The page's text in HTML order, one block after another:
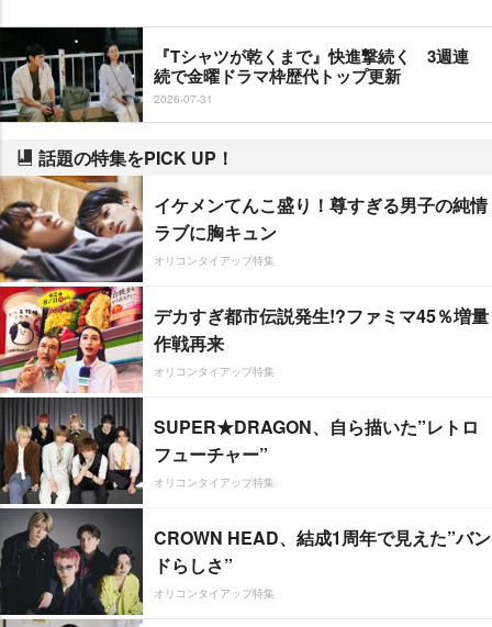
『Tシャツが乾くまで』快進撃続く 3週連
続で金曜ドラマ枠歴代トップ更新
2026-07-31
話題の特集をPICK UP！
イケメンてんこ盛り！尊すぎる男子の純情
ラブに胸キュン
オリコンタイアップ特集
デカすぎ都市伝説発生!?ファミマ45％増量
作戦再来
オリコンタイアップ特集
SUPER★DRAGON、自ら描いた”レトロ
フューチャー”
オリコンタイアップ特集
CROWN HEAD、結成1周年で見えた”バン
ドらしさ”
オリコンタイアップ特集